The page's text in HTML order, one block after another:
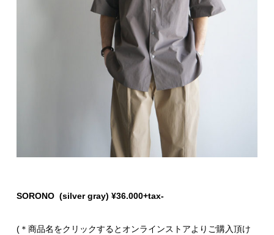
SORONO (silver gray) ¥36.000+tax-
(＊商品名をクリックするとオンラインストアよりご購入頂け